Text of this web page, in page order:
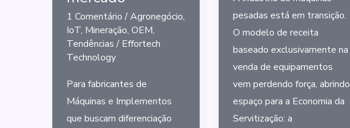
1 Comentário /Agronegócio,
IoT, Mineração, OEM,
Tendências / Effortech
Technology
Para fabricantes de
Máquinas e Implementos
que buscam diferenciação
pesadas está em transição.
O modelo de receita
baseado exclusivamente na
venda de equipamentos
vem perdendo força, abrindo
espaço para a Economia da
Servitização: a